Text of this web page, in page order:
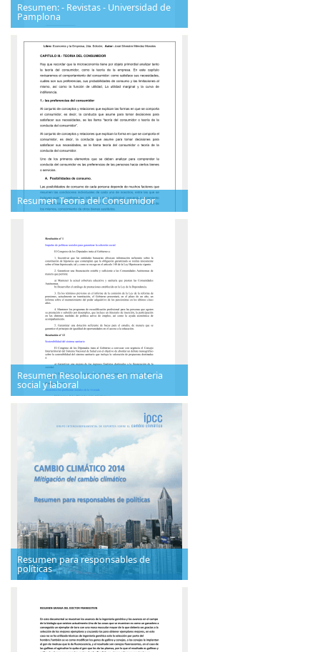
Resumen: - Revistas - Universidad de
Pamplona
Resumen Teoria del Consumidor
Resumen Resoluciones en materia
social y laboral
Resumen para responsables de
políticas